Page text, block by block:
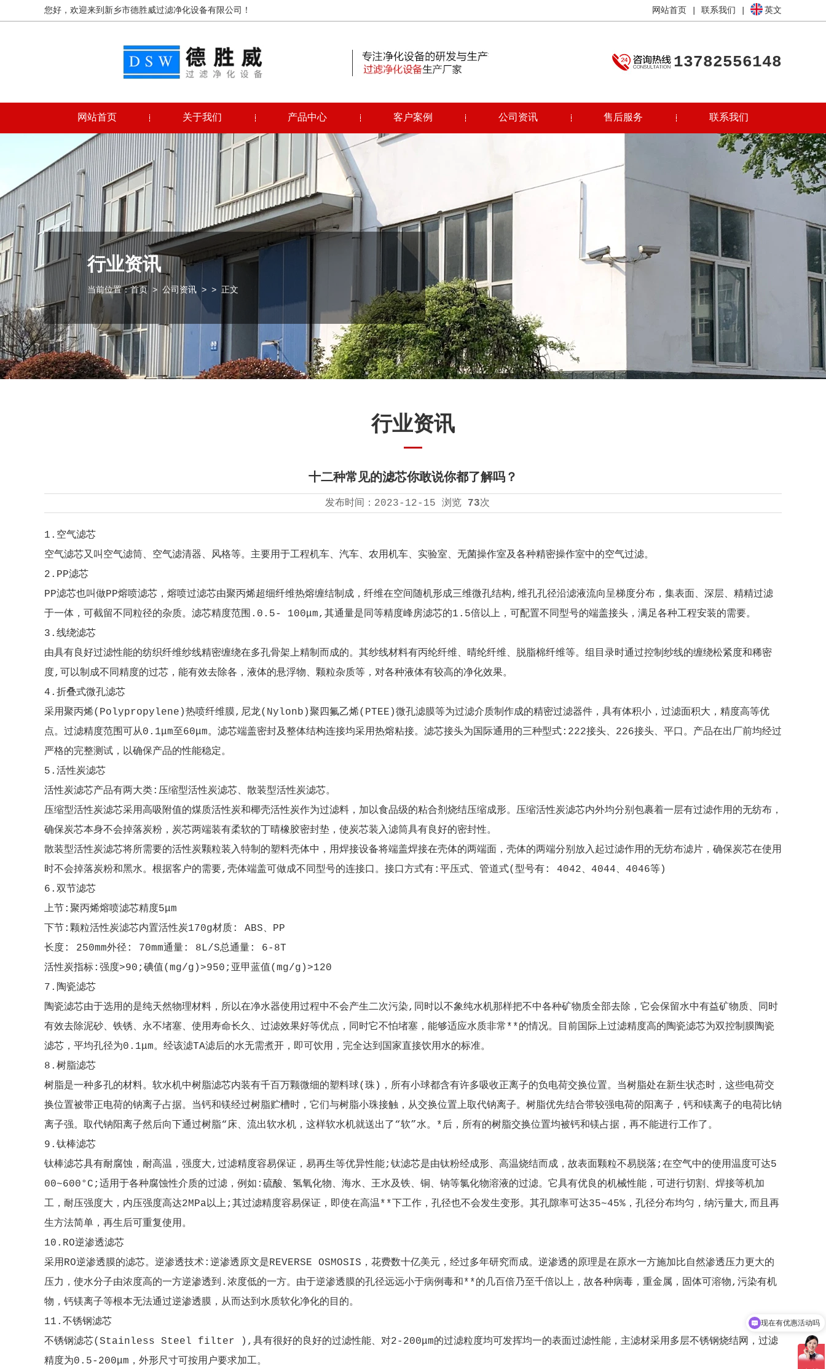
您好，欢迎来到新乡市德胜威过滤净化设备有限公司！ 网站首页 联系我们 英文
13782556148
网站首页 关于我们 产品中心 客户案例 公司资讯 售后服务 联系我们
行业资讯
当前位置：首页> 公司资讯 > > 正文
行业资讯
十二种常见的滤芯你敢说你都了解吗？
发布时间： 2023-12-15 浏览 73次
1.空气滤芯
空气滤芯又叫空气滤筒、 空气滤清器、风格等。主要用于工程机车、汽车、农用机车、实验室、无菌操作室及各种精密操作室中的空气过滤。
2.PP滤芯
PP滤芯也叫做PP熔喷滤芯，熔喷过滤芯由聚丙烯超细纤维热熔缠结制成，纤维在空间随机形成三维微孔结构,维孔孔径沿滤液流向呈梯度分布，集表面、深层、精精过滤
于一体，可截留不同粒径的杂质。滤芯精度范围.0.5- 100μm,其通量是同等精度峰房滤芯的1.5倍以上，可配置不同型号的端盖接头，满足各种工程安装的需要。
3.线绕滤芯
由具有良好过滤性能的纺织纤维纱线精密缠绕在多孔骨架上精制而成的。其纱线材料有丙纶纤维、晴纶纤维、脱脂棉纤维等。组目录时通过控制纱线的缠绕松紧度和稀密
度,可以制成不同精度的过芯，能有效去除各，液体的悬浮物、颗粒杂质等，对各种液体有较高的净化效果。
4.折叠式微孔滤芯
采用聚丙烯(Polypropylene)热喷纤维膜,尼龙(Nylonb)聚四氟乙烯(PTEE)微孔滤膜等为过滤介质制作成的精密过滤器件，具有体积小，过滤面积大，精度高等优
点。过滤精度范围可从0.1μm至60μm。滤芯端盖密封及整体结构连接均采用热熔粘接。滤芯接头为国际通用的三种型式:222接头、226接头、平口。产品在出厂前均经过
严格的完整测试，以确保产品的性能稳定。
5.活性炭滤芯
活性炭滤芯产品有两大类:压缩型活性炭滤芯、散装型活性炭滤芯。
压缩型活性炭滤芯采用高吸附值的煤质活性炭和椰壳活性炭作为过滤料，加以食品级的粘合剂烧结压缩成形。压缩活性炭滤芯内外均分别包裹着一层有过滤作用的无纺布，
确保炭芯本身不会掉落炭粉，炭芯两端装有柔软的丁晴橡胶密封垫，使炭芯装入滤筒具有良好的密封性。
散装型活性炭滤芯将所需要的活性炭颗粒装入特制的塑料壳体中，用焊接设备将端盖焊接在壳体的两端面，壳体的两端分别放入起过滤作用的无纺布滤片，确保炭芯在使用
时不会掉落炭粉和黑水。根据客户的需要,壳体端盖可做成不同型号的连接口。接口方式有:平压式、管道式(型号有: 4042、4044、4046等)
6.双节滤芯
上节:聚丙烯熔喷滤芯精度5μm
下节:颗粒活性炭滤芯内置活性炭170g材质: ABS、PP
长度: 250mm外径: 70mm通量: 8L/S总通量: 6-8T
活性炭指标:强度>90;碘值(mg/g)>950;亚甲蓝值(mg/g)>120
7.陶瓷滤芯
陶瓷滤芯由于选用的是纯天然物理材料，所以在净水器使用过程中不会产生二次污染,同时以不象纯水机那样把不中各种矿物质全部去除，它会保留水中有益矿物质、同时
有效去除泥砂、铁锈、永不堵塞、使用寿命长久、过滤效果好等优点，同时它不怕堵塞，能够适应水质非常**的情况。目前国际上过滤精度高的陶瓷滤芯为双控制膜陶瓷
滤芯，平均孔径为0.1μm。经该滤TA滤后的水无需煮开，即可饮用，完全达到国家直接饮用水的标准。
8.树脂滤芯
树脂是一种多孔的材料。软水机中树脂滤芯内装有千百万颗微细的塑料球(珠)，所有小球都含有许多吸收正离子的负电荷交换位置。当树脂处在新生状态时，这些电荷交
换位置被带正电荷的钠离子占据。当钙和镁经过树脂贮槽时，它们与树脂小珠接触，从交换位置上取代钠离子。树脂优先结合带较强电荷的阳离子，钙和镁离子的电荷比钠
离子强。取代钠阳离子然后向下通过树脂“床、流出软水机，这样软水机就送出了“软”水。*后，所有的树脂交换位置均被钙和镁占据，再不能进行工作了。
9.钛棒滤芯
钛棒滤芯具有耐腐蚀，耐高温，强度大,过滤精度容易保证，易再生等优异性能;钛滤芯是由钛粉经成形、高温烧结而成，故表面颗粒不易脱落;在空气中的使用温度可达5
00~600°C;适用于各种腐蚀性介质的过滤，例如:硫酸、氢氧化物、海水、王水及铁、铜、钠等氯化物溶液的过滤。它具有优良的机械性能，可进行切割、焊接等机加
工，耐压强度大，内压强度高达2MPa以上;其过滤精度容易保证，即使在高温**下工作，孔径也不会发生变形。其孔隙率可达35~45%，孔径分布均匀，纳污量大,而且再
生方法简单，再生后可重复使用。
10.RO逆渗透滤芯
采用RO逆渗透膜的滤芯。逆渗透技术:逆渗透原文是REVERSE OSMOSIS，花费数十亿美元，经过多年研究而成。逆渗透的原理是在原水一方施加比自然渗透压力更大的
压力，使水分子由浓度高的一方逆渗透到.浓度低的一方。由于逆渗透膜的孔径远远小于病例毒和**的几百倍乃至千倍以上，故各种病毒，重金属，固体可溶物,污染有机
物，钙镁离子等根本无法通过逆渗透膜，从而达到水质软化净化的目的。
11.不锈钢滤芯
不锈钢滤芯(Stainless Steel filter ),具有很好的良好的过滤性能、对2-200μm的过滤粒度均可发挥均一的表面过滤性能，主滤材采用多层不锈钢烧结网，过滤
精度为0.5-200μm，外形尺寸可按用户要求加工。
可以介绍下你们的产品么